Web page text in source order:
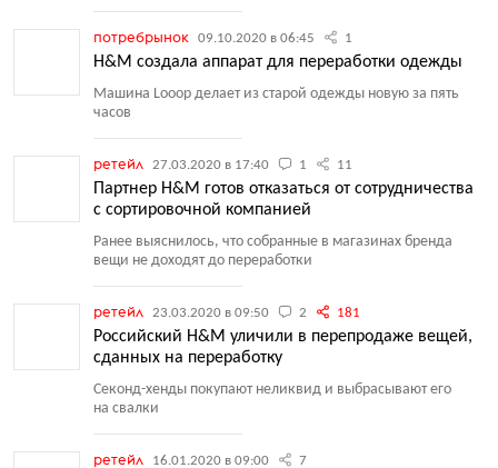
потребрынок 09.10.2020 в 06:45 1
H&M создала аппарат для переработки одежды
Машина Looop делает из старой одежды новую за пять
часов
ретейл 27.03.2020 в 17:40 1 11
Партнер H&M готов отказаться от сотрудничества
с сортировочной компанией
Ранее выяснилось, что собранные в магазинах бренда
вещи не доходят до переработки
ретейл 23.03.2020 в 09:50 2 181
Российский H&M уличили в перепродаже вещей,
сданных на переработку
Секонд-хенды покупают неликвид и выбрасывают его
на свалки
ретейл 16.01.2020 в 09:00 7